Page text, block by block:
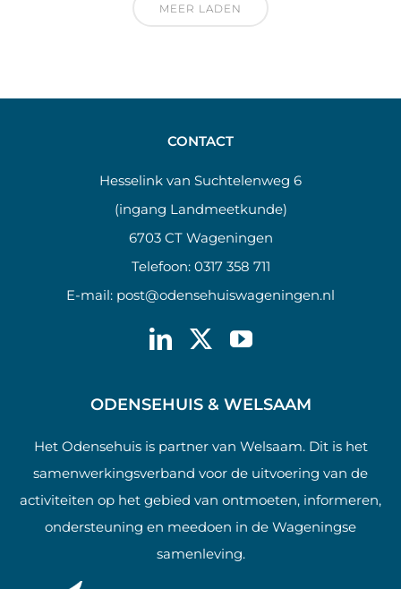
MEER LADEN
CONTACT
Hesselink van Suchtelenweg 6
(ingang Landmeetkunde)
6703 CT Wageningen
Telefoon: 0317 358 711
E-mail: post@odensehuiswageningen.nl
ODENSEHUIS & WELSAAM
Het Odensehuis is partner van Welsaam. Dit is het
samenwerkingsverband voor de uitvoering van de
activiteiten op het gebied van ontmoeten, informeren,
ondersteuning en meedoen in de Wageningse
samenleving.